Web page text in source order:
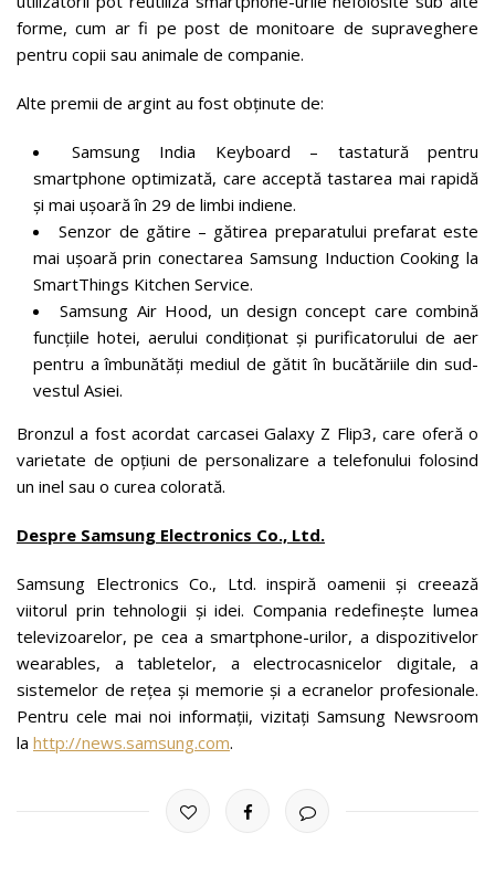
forme, cum ar fi pe post de monitoare de supraveghere
pentru copii sau animale de companie.
Alte premii de argint au fost obținute de:
Samsung India Keyboard – tastatură pentru
smartphone optimizată, care acceptă tastarea mai rapidă
și mai ușoară în 29 de limbi indiene.
Senzor de gătire – gătirea preparatului prefarat este
mai ușoară prin conectarea Samsung Induction Cooking la
SmartThings Kitchen Service.
Samsung Air Hood, un design concept care combină
funcțiile hotei, aerului condiționat și purificatorului de aer
pentru a îmbunătăți mediul de gătit în bucătăriile din sud-
vestul Asiei.
Bronzul a fost acordat carcasei Galaxy Z Flip3, care oferă o
varietate de opțiuni de personalizare a telefonului folosind
un inel sau o curea colorată.
Despre Samsung Electronics Co., Ltd.
Samsung Electronics Co., Ltd. inspiră oamenii și creează
viitorul prin tehnologii și idei. Compania redefinește lumea
televizoarelor, pe cea a smartphone-urilor, a dispozitivelor
wearables, a tabletelor, a electrocasnicelor digitale, a
sistemelor de rețea și memorie și a ecranelor profesionale.
Pentru cele mai noi informații, vizitați Samsung Newsroom
la http://news.samsung.com.